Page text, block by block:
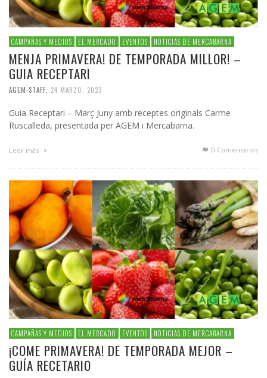
CAMPAÑAS Y MEDIOS EL MERCADO EVENTOS NOTICIAS DE MERCABARNA
MENJA PRIMAVERA! DE TEMPORADA MILLOR! –
GUIA RECEPTARI
AGEM-STAFF 24 MARZO, 2023
Guia Receptari – Març Juny amb receptes originals Carme
Ruscalleda, presentada per AGEM i Mercabarna.
Leer más 0 Comentarios
CAMPAÑAS Y MEDIOS EL MERCADO EVENTOS NOTICIAS DE MERCABARNA
¡COME PRIMAVERA! DE TEMPORADA MEJOR –
GUÍA RECETARIO